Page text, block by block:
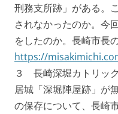
刑務支所跡」がある。
されなかったのか。今
をしたのか。長崎市長
https://
３ 長崎深堀カトリッ
居城「深堀陣屋跡」が
の保存について、長崎